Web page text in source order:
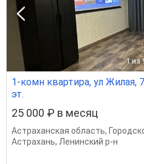
1 из
1-комн квартира, ул Жилая,
эт.
25 000 ₽ в месяц
Астраханская область,
Астрахань, Ленинский р-н